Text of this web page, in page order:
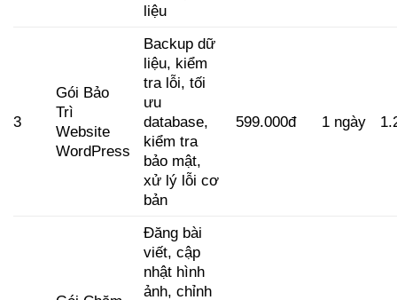
liệu
3
Gói Bảo
Trì
Website
WordPress
Backup dữ
liệu, kiểm
tra lỗi, tối
ưu
database,
kiểm tra
bảo mật,
xử lý lỗi cơ
bản
599.000đ 1 ngày
Đăng bài
viết, cập
nhật hình
ảnh, chỉnh